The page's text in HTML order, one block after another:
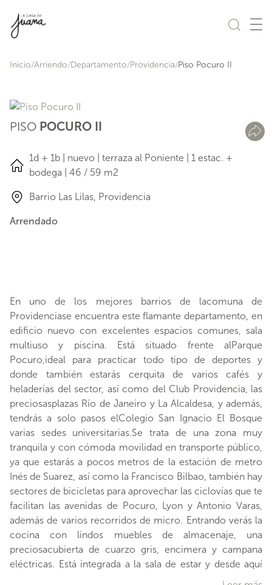
Inicio Arriendo Departamento Providencia Piso Pocuro II
PISO POCURO II
1d + 1b | nuevo | terraza al Poniente | 1 estac. +
bodega | 46 / 59 m2
Barrio Las Lilas, Providencia
Arrendado
En uno de los mejores barrios de lacomuna de
Providenciase encuentra este flamante departamento, en
edificio nuevo con excelentes espacios comunes, sala
multiuso y piscina. Está situado frente alParque
Pocuro,ideal para practicar todo tipo de deportes y
donde también estarás cerquita de varios cafés y
heladerías del sector, así como del Club Providencia, las
preciosasplazas Río de Janeiro y La Alcaldesa, y además,
tendrás a solo pasos elColegio San Ignacio El Bosque
varias sedes universitarias.Se trata de una zona muy
tranquila y con cómoda movilidad en transporte público,
ya que estarás a pocos metros de la estación de metro
Inés de Suarez, así como la Francisco Bilbao, también hay
sectores de bicicletas para aprovechar las ciclovías que te
facilitan las avenidas de Pocuro, Lyon y Antonio Varas,
además de varios recorridos de micro. Entrando verás la
cocina con lindos muebles de almacenaje, una
preciosacubierta de cuarzo gris, encimera y campana
eléctricas. Está integrada a la sala de estar y desde aquí
puedes salir a larica terraza, con barandas de cristal